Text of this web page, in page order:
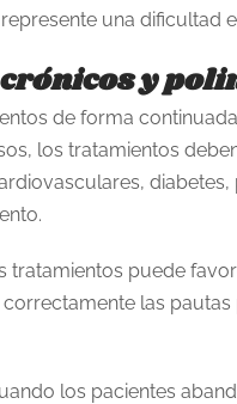
una dificultad
y
de forma
los tratamientos
tratamientos puede
las
los pacientes